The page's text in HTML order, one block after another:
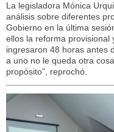
La legisladora Mónica
análisis sobre diferentes
Gobierno en la última
ellos la reforma provisional
ingresaron 48 horas antes
a uno no le queda otra
propósito”, reprochó.